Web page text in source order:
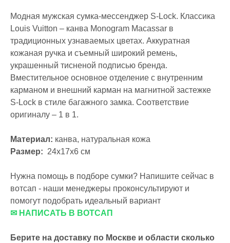
Модная мужская сумка-мессенджер S-Lock. Классика
Louis Vuitton – канва Monogram Macassar в
традиционных узнаваемых цветах. Аккуратная
кожаная ручка и съемный широкий ремень,
украшенный тисненой подписью бренда.
Вместительное основное отделение с внутренним
карманом и внешний карман на магнитной застежке
S-Lock в стиле багажного замка. Соответствие
оригиналу – 1 в 1.
Материал: канва, натуральная кожа
Размер: 24x17x6 см
Нужна помощь в подборе сумки? Напишите сейчас в
вотсап - наши менеджеры проконсультируют и
помогут подобрать идеальный вариант
✉ НАПИСАТЬ В ВОТСАП
Берите на доставку по Москве и области сколько